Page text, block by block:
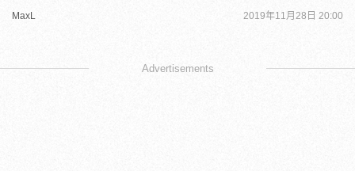
MaxL 2019年11月28日 20:00
Advertisements